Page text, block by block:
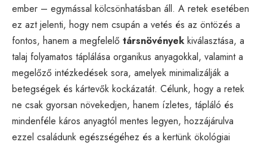
ember – egymással kölcsönhatásban áll. A retek esetében
ez azt jelenti, hogy nem csupán a vetés és az öntözés a
fontos, hanem a megfelelő társnövények kiválasztása, a
talaj folyamatos táplálása organikus anyagokkal, valamint a
megelőző intézkedések sora, amelyek minimalizálják a
betegségek és kártevők kockázatát. Célunk, hogy a retek
ne csak gyorsan növekedjen, hanem ízletes, tápláló és
mindenféle káros anyagtól mentes legyen, hozzájárulva
ezzel családunk egészségéhez és a kertünk ökológiai